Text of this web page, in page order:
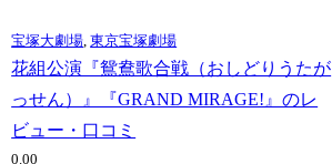
宝塚大劇場,東京宝塚劇場
花組公演『鴛鴦歌合戦（おしどりうたが
っせん）』『GRAND MIRAGE!』のレ
ビュー・口コミ
0.00